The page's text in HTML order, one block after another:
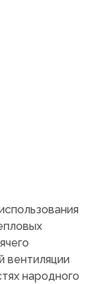
вентиляции
народного